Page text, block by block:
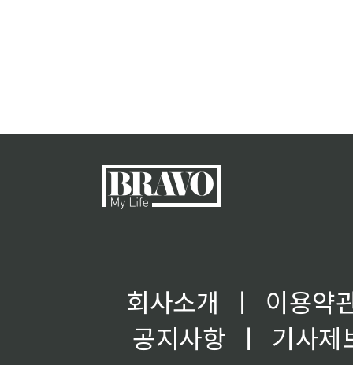
회사소개 ㅣ
이용약
공지사항
ㅣ
기사제